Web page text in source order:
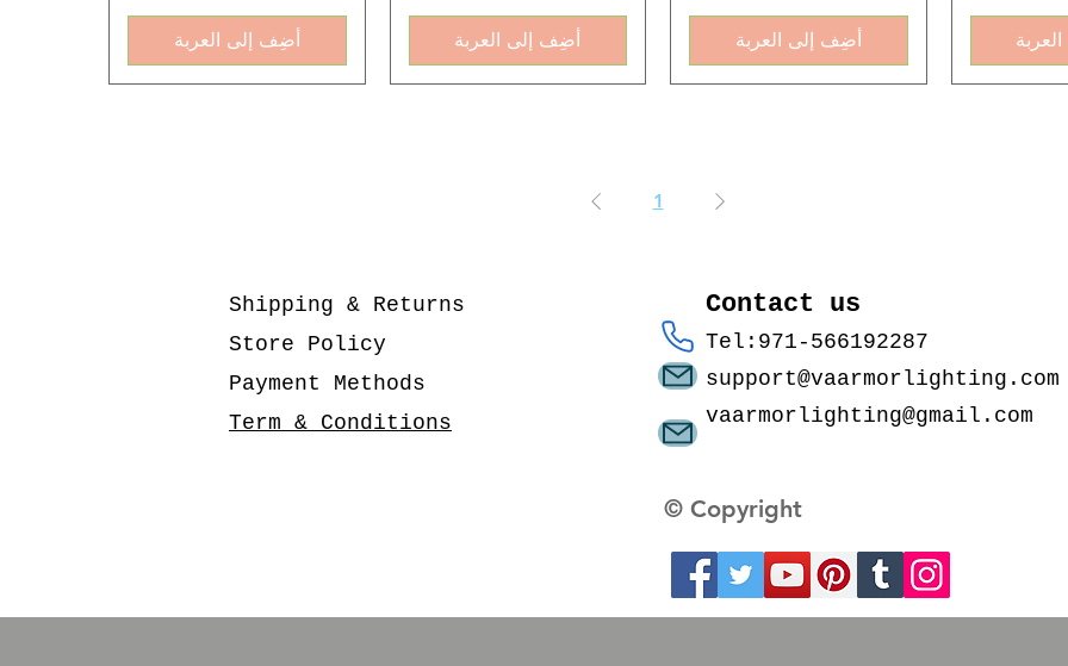
أضِف إلى العربة أضِف إلى العربة أضِف إلى العربة
1
Shipping & Returns
Store Policy
Payment Methods
Term & Conditions
Contact us
Tel:971-566192287
support@vaarmorlighting.com
vaarmorlighting@gmail.com
© Copyright